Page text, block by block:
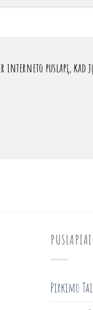
interneto puslapį,
PUSLAPIAI
Pirkimo